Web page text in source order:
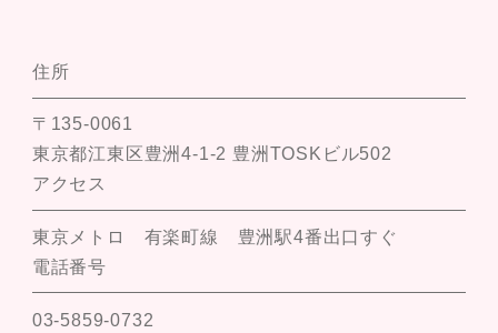
住所
〒135-0061
東京都江東区豊洲4-1-2 豊洲TOSKビル502
アクセス
東京メトロ 有楽町線 豊洲駅4番出口すぐ
電話番号
03-5859-0732